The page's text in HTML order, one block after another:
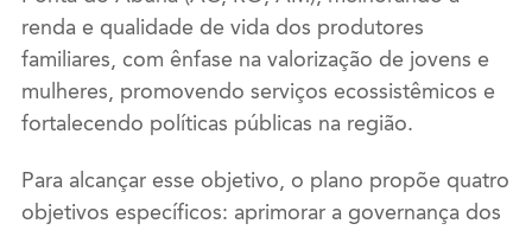
renda e qualidade de vida dos produtores
familiares, com ênfase na valorização de jovens e
mulheres, promovendo serviços ecossistêmicos e
fortalecendo políticas públicas na região.
Para alcançar esse objetivo, o plano propõe quatro
objetivos específicos: aprimorar a governança dos